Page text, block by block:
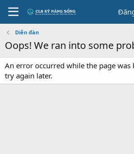
Diễn đàn
Oops! We ran into some
An error occurred while the page was
try again later.